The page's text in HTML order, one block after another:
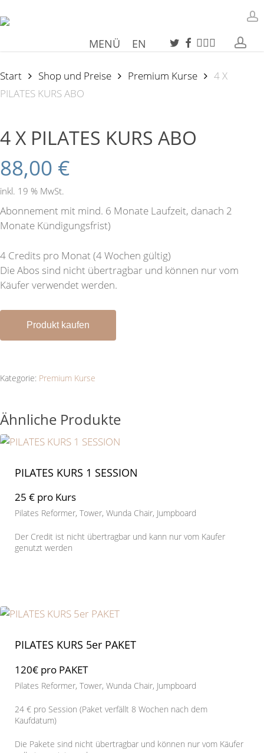
to
MENÜ EN TWITTER
FACEBOOK
INSTAGRAM
PHONE
EMAIL
Start Shop und Preise Premium Kurse
4 X
PILATES KURS ABO
4 X PILATES KURS ABO
88,00 €
inkl. 19 % MwSt.
Abonnement mit mind. 6 Monate Laufzeit, danach 2
Monate Kündigungsfrist)
4 Credits pro Monat (4 Wochen gültig)
Die Abos sind nicht übertragbar und können nur vom
Käufer verwendet werden.
Produkt kaufen
Kategorie: Premium Kurse
Ähnliche Produkte
PILATES KURS 1 SESSION
25 € pro Kurs
Pilates Reformer, Tower, Wunda Chair, Jumpboard
Der Credit ist nicht übertragbar und kann nur vom Kaufer
genutzt werden
PILATES KURS 5er PAKET
120€ pro PAKET
Pilates Reformer, Tower, Wunda Chair, Jumpboard
24 € pro Session (Paket verfällt 8 Wochen nach dem
Kaufdatum)
Die Pakete sind nicht übertragbar und können nur vom Käufer